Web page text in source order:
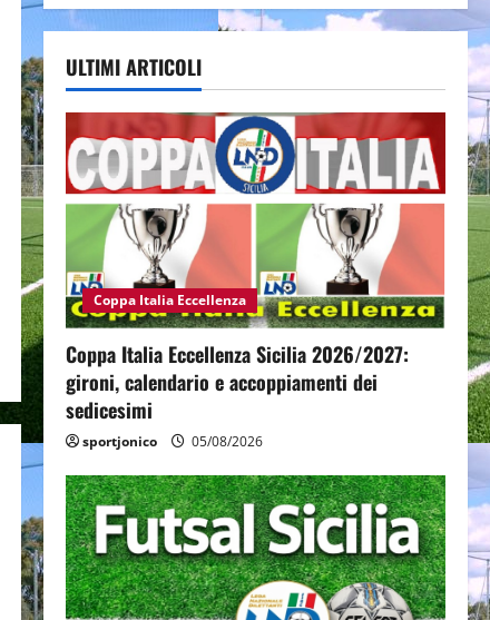
ULTIMI ARTICOLI
Coppa Italia Eccellenza
Coppa Italia Eccellenza Sicilia 2026/2027:
gironi, calendario e accoppiamenti dei
sedicesimi
sportjonico 05/08/2026